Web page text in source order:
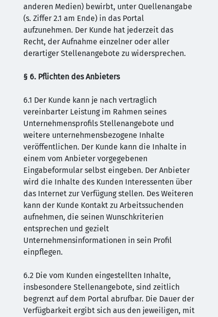
anderen Medien) bewirbt, unter Quellenangabe
(s. Ziffer 2.1 am Ende) in das Portal
aufzunehmen. Der Kunde hat jederzeit das
Recht, der Aufnahme einzelner oder aller
derartiger Stellenangebote zu widersprechen.
§ 6. Pflichten des Anbieters
6.1 Der Kunde kann je nach vertraglich
vereinbarter Leistung im Rahmen seines
Unternehmensprofils Stellenangebote und
weitere unternehmensbezogene Inhalte
veröffentlichen. Der Kunde kann die Inhalte in
einem vom Anbieter vorgegebenen
Eingabeformular selbst eingeben. Der Anbieter
wird die Inhalte des Kunden Interessenten über
das Internet zur Verfügung stellen. Des Weiteren
kann der Kunde Kontakt zu Arbeitssuchenden
aufnehmen, die seinen Wunschkriterien
entsprechen und gezielt
Unternehmensinformationen in sein Profil
einpflegen.
6.2 Die vom Kunden eingestellten Inhalte,
insbesondere Stellenangebote, sind zeitlich
begrenzt auf dem Portal abrufbar. Die Dauer der
Verfügbarkeit ergibt sich aus den jeweiligen, mit